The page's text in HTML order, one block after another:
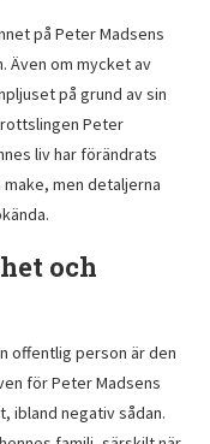
på Peter Madsens
Även om mycket av
på grund av sin
Peter
liv har förändrats
men detaljerna
och
offentlig person är den
för Peter Madsens
ibland negativ sådan.